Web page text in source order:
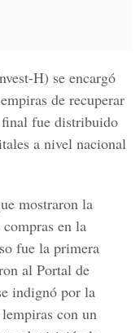
H) se encargó
de recuperar
fue distribuido
a nivel nacional
mostraron la
en la
fue la primera
al Portal de
indignó por la
con un